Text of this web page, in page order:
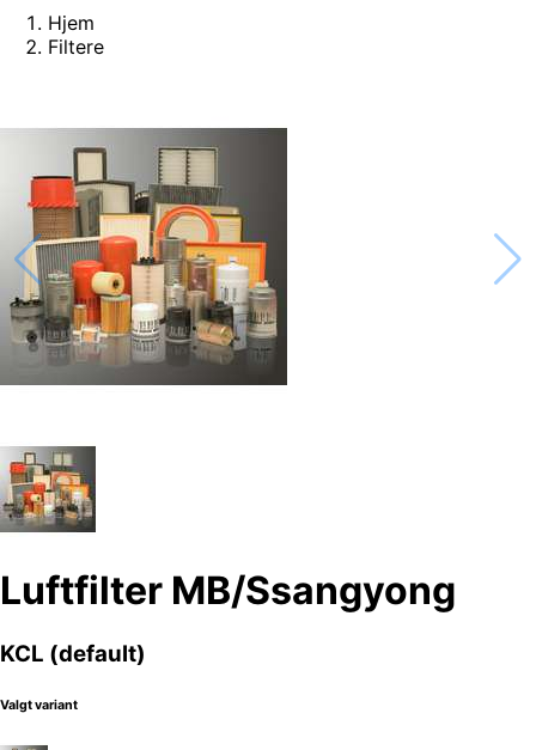
Hjem
Filtere
Luftfilter MB/Ssangyong
KCL (default)
Valgt variant